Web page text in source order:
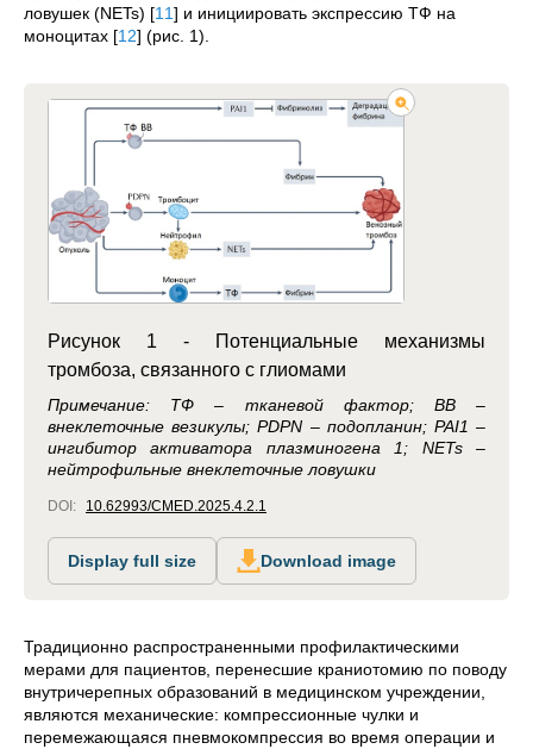
ловушек (NETs) [11] и инициировать экспрессию ТФ на
моноцитах [12] (рис. 1).
Рисунок 1 - Потенциальные механизмы
тромбоза, связанного с глиомами
Примечание: ТФ – тканевой фактор; ВВ –
внеклеточные везикулы; PDPN – подопланин; PAI1 –
ингибитор активатора плазминогена 1; NETs –
нейтрофильные внеклеточные ловушки
DOI: 10.62993/CMED.2025.4.2.1
Display full size Download image
Традиционно распространенными профилактическими
мерами для пациентов, перенесшие краниотомию по поводу
внутричерепных образований в медицинском учреждении,
являются механические: компрессионные чулки и
перемежающаяся пневмокомпрессия во время операции и